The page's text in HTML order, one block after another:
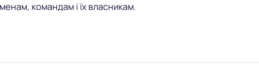
командам і їх власникам.